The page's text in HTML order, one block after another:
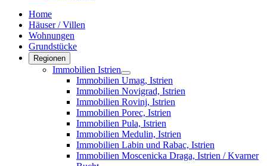
Home
Häuser / Villen
Wohnungen
Grundstücke
Regionen
Immobilien Istrien
Immobilien Umag, Istrien
Immobilien Novigrad, Istrien
Immobilien Rovinj, Istrien
Immobilien Porec, Istrien
Immobilien Pula, Istrien
Immobilien Medulin, Istrien
Immobilien Labin und Rabac, Istrien
Immobilien Moscenicka Draga, Istrien / Kvarner